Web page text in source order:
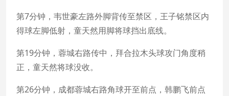
第7分钟，韦世豪左路外脚背传至禁区，王子铭禁区内
得球左脚低射，童天然用脚将球挡出底线。
第19分钟，蓉城右路传中，拜合拉木头球攻门角度稍
正，童天然将球没收。
第26分钟，成都蓉城右路角球开至前点，韩鹏飞前点